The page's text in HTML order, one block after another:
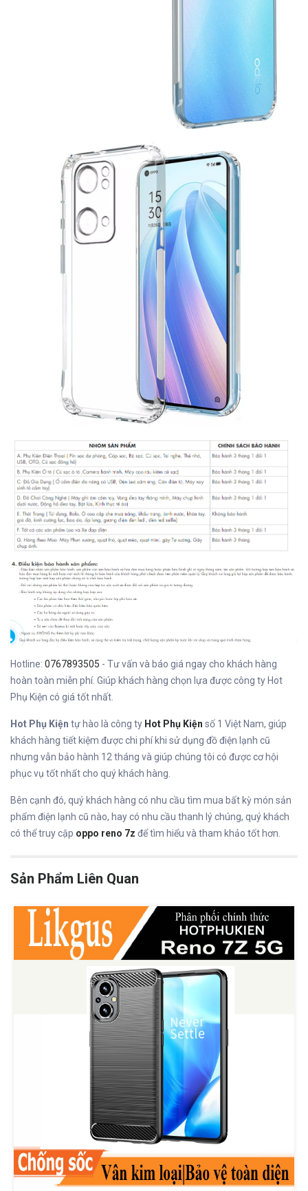
Hotline: 0767893505 - Tư vấn và báo giá ngay cho khách hàng
hoàn toàn miễn phí. Giúp khách hàng chọn lựa được công ty Hot
Phụ Kiện có giá tốt nhất.
Hot Phụ Kiện tự hào là công ty Hot Phụ Kiện số 1 Việt Nam, giúp
khách hàng tiết kiệm được chi phí khi sử dụng đồ điện lạnh cũ
nhưng vẫn bảo hành 12 tháng và giúp chúng tôi có được cơ hội
phục vụ tốt nhất cho quý khách hàng.
Bên cạnh đó, quý khách hàng có nhu cầu tìm mua bất kỳ món sản
phẩm điện lạnh cũ nào, hay có nhu cầu thanh lý chúng, quý khách
có thể truy cập oppo reno 7z để tìm hiểu và tham khảo tốt hơn.
Sản Phẩm Liên Quan